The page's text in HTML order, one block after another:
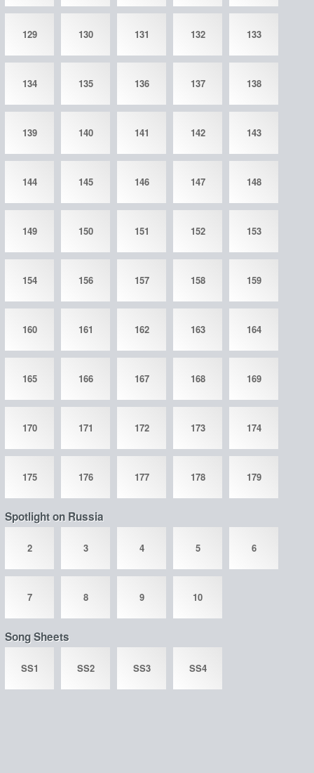
129 130 131 132 133
134 135 136 137 138
139 140 141 142 143
144 145 146 147 148
149 150 151 152 153
154 156 157 158 159
160 161 162 163 164
165 166 167 168 169
170 171 172 173 174
175 176 177 178 179
Spotlight on Russia
2 3 4 5 6
7 8 9 10
Song Sheets
SS1 SS2 SS3 SS4